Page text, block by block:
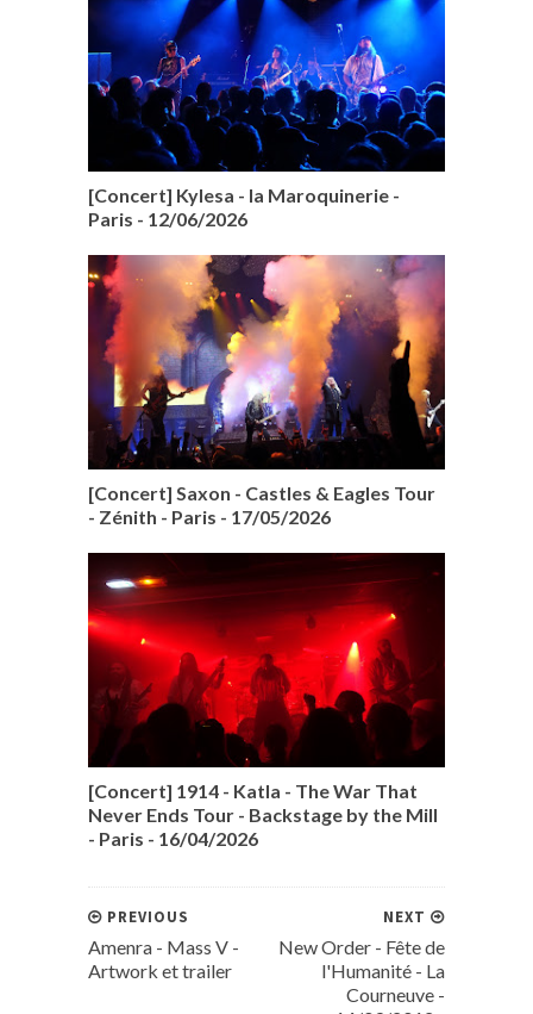
[Concert] Kylesa - la Maroquinerie -
Paris - 12/06/2026
[Concert] Saxon - Castles & Eagles Tour
- Zénith - Paris - 17/05/2026
[Concert] 1914 - Katla - The War That
Never Ends Tour - Backstage by the Mill
- Paris - 16/04/2026
NEXT
New Order - Fête de
l'Humanité - La
Courneuve -
PREVIOUS
Amenra - Mass V -
Artwork et trailer